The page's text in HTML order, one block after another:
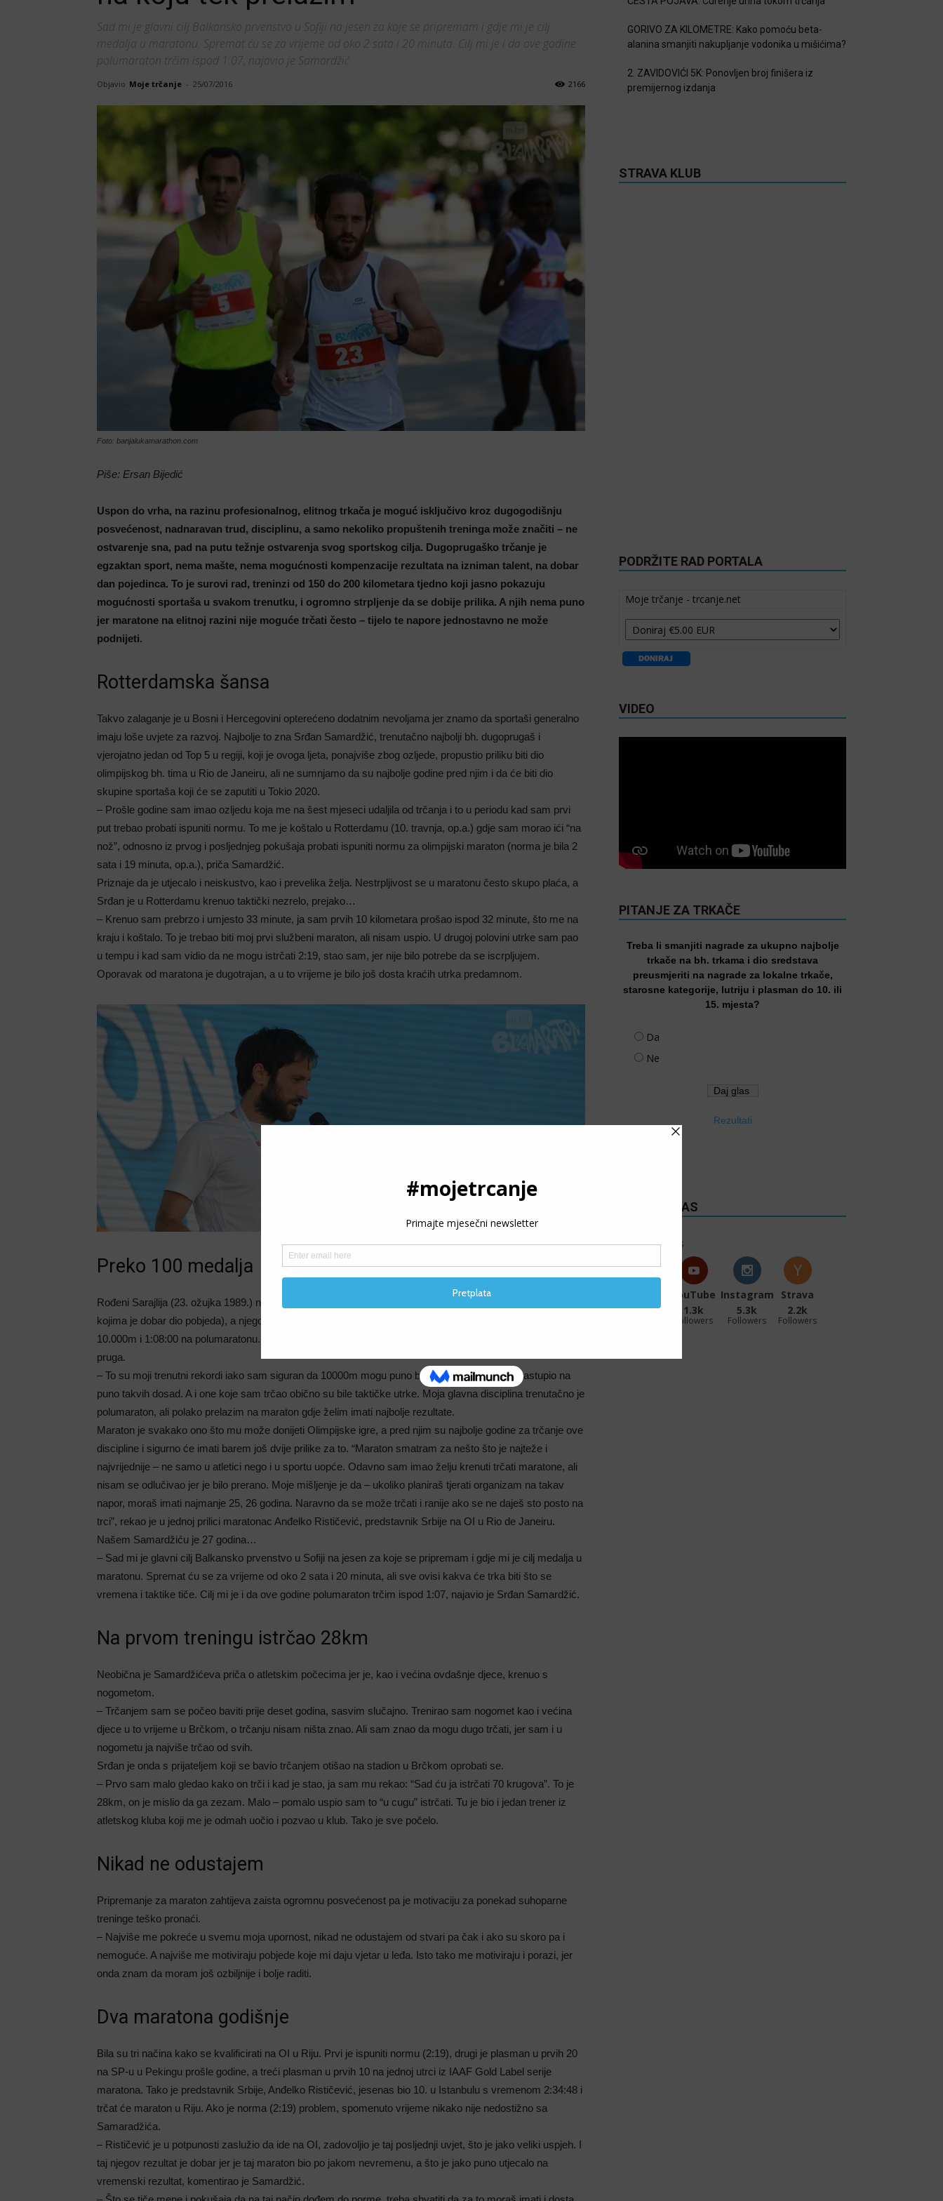
Sad mi je glavni cilj Balkansko prvenstvo u Sofiji na jesen za koje se pripremam i gdje mi je cilj
medalja u maratonu. Spremat ću se za vrijeme od oko 2 sata i 20 minuta. Cilj mi je i da ove godine
polumaraton trčim ispod 1:07, najavio je Samardžić
Objavio Moje trčanje - 25/07/2016 2166
Foto: banjalukamarathon.com
Piše: Ersan Bijedić
Uspon do vrha, na razinu profesionalnog, elitnog trkača je moguć isključivo kroz dugogodišnju
posvećenost, nadnaravan trud, disciplinu, a samo nekoliko propuštenih treninga može značiti – ne
ostvarenje sna, pad na putu težnje ostvarenja svog sportskog cilja. Dugoprugaško trčanje je
egzaktan sport, nema mašte, nema mogućnosti kompenzacije rezultata na izniman talent, na dobar
dan pojedinca. To je surovi rad, treninzi od 150 do 200 kilometara tjedno koji jasno pokazuju
mogućnosti sportaša u svakom trenutku, i ogromno strpljenje da se dobije prilika. A njih nema puno
jer maratone na elitnoj razini nije moguće trčati često – tijelo te napore jednostavno ne može
podnijeti.
Rotterdamska šansa
Takvo zalaganje je u Bosni i Hercegovini opterećeno dodatnim nevoljama jer znamo da sportaši generalno
imaju loše uvjete za razvoj. Najbolje to zna Srđan Samardžić, trenutačno najbolji bh. dugoprugaš i
vjerojatno jedan od Top 5 u regiji, koji je ovoga ljeta, ponajviše zbog ozljede, propustio priliku biti dio
olimpijskog bh. tima u Rio de Janeiru, ali ne sumnjamo da su najbolje godine pred njim i da će biti dio
skupine sportaša koji će se zaputiti u Tokio 2020.
– Prošle godine sam imao ozljedu koja me na šest mjeseci udaljila od trčanja i to u periodu kad sam prvi
put trebao probati ispuniti normu. To me je koštalo u Rotterdamu (10. travnja, op.a.) gdje sam morao ići “na
nož”, odnosno iz prvog i posljednjeg pokušaja probati ispuniti normu za olimpijski maraton (norma je bila 2
sata i 19 minuta, op.a.), priča Samardžić.
Priznaje da je utjecalo i neiskustvo, kao i prevelika želja. Nestrpljivost se u maratonu često skupo plaća, a
Srđan je u Rotterdamu krenuo taktički nezrelo, prejako…
– Krenuo sam prebrzo i umjesto 33 minute, ja sam prvih 10 kilometara prošao ispod 32 minute, što me na
kraju i koštalo. To je trebao biti moj prvi službeni maraton, ali nisam uspio. U drugoj polovini utrke sam pao
u tempu i kad sam vidio da ne mogu istrčati 2:19, stao sam, jer nije bilo potrebe da se iscrpljujem.
Oporavak od maratona je dugotrajan, a u to vrijeme je bilo još dosta kraćih utrka predamnom.
Preko 100 medalja
Rođeni Sarajlija (23. ožujka 1989.) nastanjen u Brčkom iza sebe ima 40-tak istrčanih polumaratona (među
kojima je dobar dio pobjeda), a njegova najbolja vremena su 8:30 na 3000m, 15:23 na 5000m, 32:09 na
10.000m i 1:08:00 na polumaratonu. Osvojio je preko 100 medalja na brojnim natjecanjima srednjih i dugih
pruga.
– To su moji trenutni rekordi iako sam siguran da 10000m mogu puno bolje istrčati, ali nisam nastupio na
puno takvih dosad. A i one koje sam trčao obično su bile taktičke utrke. Moja glavna disciplina trenutačno je
polumaraton, ali polako prelazim na maraton gdje želim imati najbolje rezultate.
Maraton je svakako ono što mu može donijeti Olimpijske igre, a pred njim su najbolje godine za trčanje ove
discipline i sigurno će imati barem još dvije prilike za to. “Maraton smatram za nešto što je najteže i
najvrijednije – ne samo u atletici nego i u sportu uopće. Odavno sam imao želju krenuti trčati maratone, ali
nisam se odlučivao jer je bilo prerano. Moje mišljenje je da – ukoliko planiraš tjerati organizam na takav
napor, moraš imati najmanje 25, 26 godina. Naravno da se može trčati i ranije ako se ne daješ sto posto na
trci”, rekao je u jednoj prilici maratonac Anđelko Rističević, predstavnik Srbije na OI u Rio de Janeiru.
Našem Samardžiću je 27 godina…
– Sad mi je glavni cilj Balkansko prvenstvo u Sofiji na jesen za koje se pripremam i gdje mi je cilj medalja u
maratonu. Spremat ću se za vrijeme od oko 2 sata i 20 minuta, ali sve ovisi kakva će trka biti što se
vremena i taktike tiče. Cilj mi je i da ove godine polumaraton trčim ispod 1:07, najavio je Srđan Samardžić.
Na prvom treningu istrčao 28km
Neobična je Samardžićeva priča o atletskim počecima jer je, kao i većina ovdašnje djece, krenuo s
nogometom.
– Trčanjem sam se počeo baviti prije deset godina, sasvim slučajno. Trenirao sam nogomet kao i većina
djece u to vrijeme u Brčkom, o trčanju nisam ništa znao. Ali sam znao da mogu dugo trčati, jer sam i u
nogometu ja najviše trčao od svih.
Srđan je onda s prijateljem koji se bavio trčanjem otišao na stadion u Brčkom oprobati se.
– Prvo sam malo gledao kako on trči i kad je stao, ja sam mu rekao: “Sad ću ja istrčati 70 krugova”. To je
28km, on je mislio da ga zezam. Malo – pomalo uspio sam to “u cugu” istrčati. Tu je bio i jedan trener iz
atletskog kluba koji me je odmah uočio i pozvao u klub. Tako je sve počelo.
Nikad ne odustajem
Pripremanje za maraton zahtijeva zaista ogromnu posvećenost pa je motivaciju za ponekad suhoparne
treninge teško pronaći.
– Najviše me pokreće u svemu moja upornost, nikad ne odustajem od stvari pa čak i ako su skoro pa i
nemoguće. A najviše me motiviraju pobjede koje mi daju vjetar u leđa. Isto tako me motiviraju i porazi, jer
onda znam da moram još ozbiljnije i bolje raditi.
Dva maratona godišnje
Bila su tri načina kako se kvalificirati na OI u Riju. Prvi je ispuniti normu (2:19), drugi je plasman u prvih 20
na SP-u u Pekingu prošle godine, a treći plasman u prvih 10 na jednoj utrci iz IAAF Gold Label serije
maratona. Tako je predstavnik Srbije, Anđelko Rističević, jesenas bio 10. u Istanbulu s vremenom 2:34:48 i
trčat će maraton u Riju. Ako je norma (2:19) problem, spomenuto vrijeme nikako nije nedostižno sa
Samaradžića.
– Rističević je u potpunosti zaslužio da ide na OI, zadovoljio je taj posljednji uvjet, što je jako veliki uspjeh. I
taj njegov rezultat je dobar jer je taj maraton bio po jakom nevremenu, a što je jako puno utjecalo na
vremenski rezultat, komentirao je Samardžić.
GORIVO ZA KILOMETRE: Kako pomoću beta-
alanina smanjiti nakupljanje vodonika u mišićima?
2. ZAVIDOVIĆI 5K: Ponovljen broj finišera iz
premijernog izdanja
STRAVA KLUB
PODRŽITE RAD PORTALA
Moje trčanje - trcanje.net
VIDEO
PITANJE ZA TRKAČE
Treba li smanjiti nagrade za ukupno najbolje
trkače na bh. trkama i dio sredstava
preusmjeriti na nagrade za lokalne trkače,
starosne kategorije, lutriju i plasman do 10. ili
15. mjesta?
Da
Ne
Rezultati
PRATITE NAS
36k Follows
27.1k
YouTube
1.3k
Followers
Instagram
5.3k
Followers
Strava
2.2k
Followers